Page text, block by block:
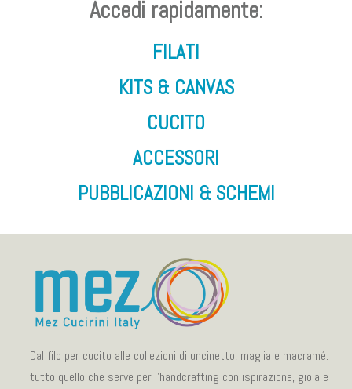
Accedi rapidamente:
FILATI
KITS & CANVAS
CUCITO
ACCESSORI
PUBBLICAZIONI & SCHEMI
Dal filo per cucito alle collezioni di uncinetto, maglia e macramé:
tutto quello che serve per l’handcrafting con ispirazione, gioia e